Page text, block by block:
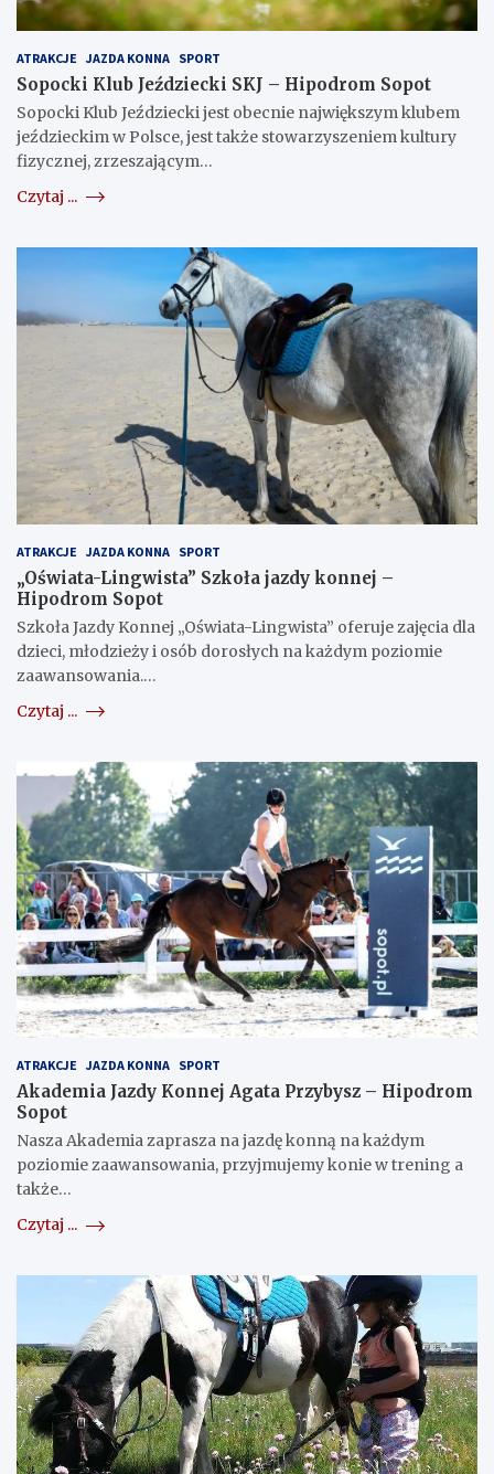
ATRAKCJE JAZDA KONNA SPORT
Sopocki Klub Jeździecki SKJ – Hipodrom Sopot
Sopocki Klub Jeździecki jest obecnie największym klubem
jeździeckim w Polsce, jest także stowarzyszeniem kultury
fizycznej, zrzeszającym…
Czytaj ...
ATRAKCJE JAZDA KONNA SPORT
„Oświata-Lingwista” Szkoła jazdy konnej –
Hipodrom Sopot
Szkoła Jazdy Konnej „Oświata-Lingwista” oferuje zajęcia dla
dzieci, młodzieży i osób dorosłych na każdym poziomie
zaawansowania.…
Czytaj ...
ATRAKCJE JAZDA KONNA SPORT
Akademia Jazdy Konnej Agata Przybysz – Hipodrom
Sopot
Nasza Akademia zaprasza na jazdę konną na każdym
poziomie zaawansowania, przyjmujemy konie w trening a
także…
Czytaj ...